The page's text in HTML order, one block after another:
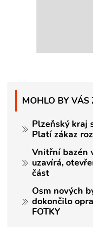
MOHLO BY VÁS
Plzeňský kraj
Platí zákaz
Vnitřní bazén
uzavírá,
část
Osm nových
dokončilo
FOTKY